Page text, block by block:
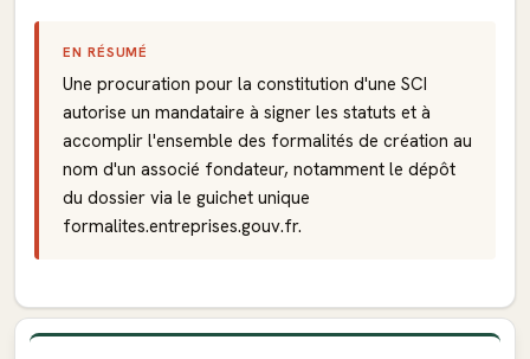
EN RÉSUMÉ
Une procuration pour la constitution d'une SCI
autorise un mandataire à signer les statuts et à
accomplir l'ensemble des formalités de création au
nom d'un associé fondateur, notamment le dépôt
du dossier via le guichet unique
formalites.entreprises.gouv.fr.